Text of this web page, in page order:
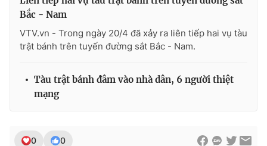
Bắc - Nam
VTV.vn - Trong ngày 20/4 đã xảy ra liên tiếp hai vụ tàu
trật bánh trên tuyến đường sắt Bắc - Nam.
Tàu trật bánh đâm vào nhà dân, 6 người thiệt
mạng
0 0